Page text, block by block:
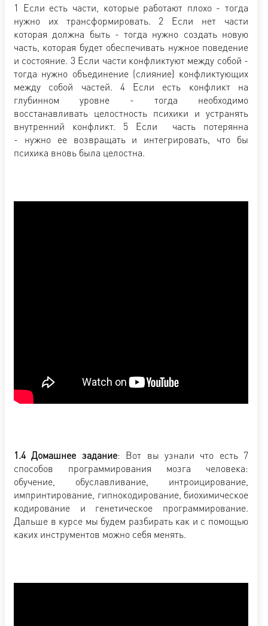
1 Если есть части, которые работают плохо - тогда
нужно их трансформировать. 2 Если нет части
которая должна быть - тогда нужно создать новую
часть, которая будет обеспечивать нужное поведение
и состояние. 3 Если части конфликтуют между собой -
тогда нужно объединение (слияние) конфликтующих
между собой частей. 4 Если есть конфликт на
глубинном уровне - тогда необходимо
восстанавливать целостность психики и устранять
внутренний конфликт. 5 Если часть потерянна
- нужно ее возвращать и интегрировать, что бы
психика вновь была целостна.
1.4 Домашнее задание: Вот вы узнали что есть 7
способов программирования мозга человека:
обучение, обуславливание, интроицирование,
импринтирование, гипнокодирование, биохимическое
кодирование и генетическое программирование.
Дальше в курсе мы будем разбирать как и с помощью
каких инструментов можно себя менять.